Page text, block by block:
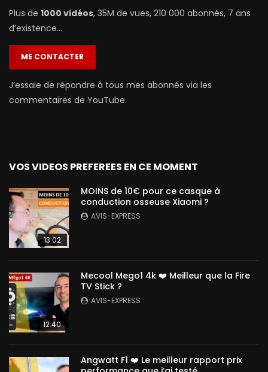
Plus de 1000 vidéos, 35M de vues, 210 000 abonnés, 7 ans
d’existence…
ME CONTACTER
J’essaie de répondre à tous mes abonnés via les
commentaires de YouTube.
VOS VIDEOS PREFEREES EN CE MOMENT
13:02
MOINS de 10€ pour ce casque à
conduction osseuse Xiaomi ?
AVIS-EXPRESS
12:40
Mecool Mego1 4k ❤️ Meilleur que la Fire
TV Stick ?
AVIS-EXPRESS
Angwatt F1 ❤️ Le meilleur rapport prix